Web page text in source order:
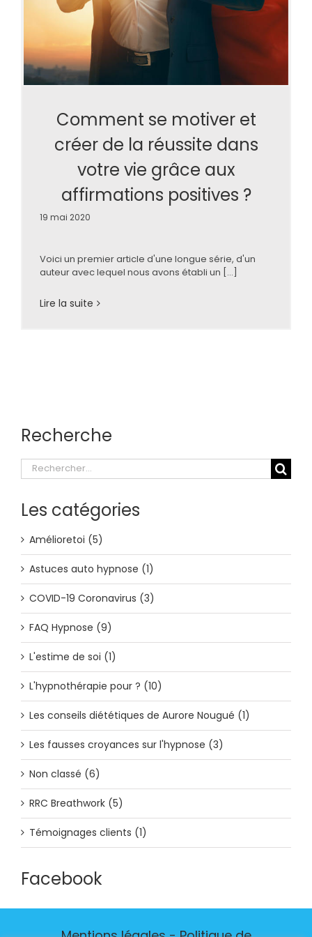
Comment se motiver et
créer de la réussite dans
votre vie grâce aux
affirmations positives ?
19 mai 2020
Voici un premier article d'une longue série, d'un
auteur avec lequel nous avons établi un [...]
Lire la suite
Recherche
Rechercher:
Les catégories
Amélioretoi (5)
Astuces auto hypnose (1)
COVID-19 Coronavirus (3)
FAQ Hypnose (9)
L'estime de soi (1)
L'hypnothérapie pour ? (10)
Les conseils diététiques de Aurore Nougué (1)
Les fausses croyances sur l'hypnose (3)
Non classé (6)
RRC Breathwork (5)
Témoignages clients (1)
Facebook